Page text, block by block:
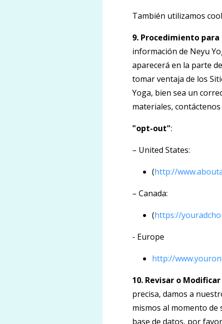
También utilizamos
9. Procedimiento para
información de Neyu
aparecerá en la parte
tomar ventaja de los
Yoga, bien sea un
materiales,
"opt-out":
– United States:
(http://
– Canada:
(https://
- Europe
http://
10. Revisar o
precisa, damos a
mismos al momento
base de datos, por